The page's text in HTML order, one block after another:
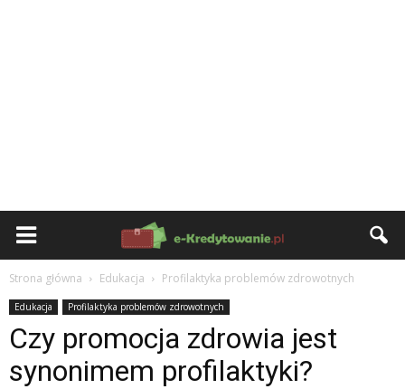
Strona główna Edukacja Profilaktyka problemów zdrowotnych
Edukacja Profilaktyka problemów zdrowotnych
Czy promocja zdrowia jest
synonimem profilaktyki?